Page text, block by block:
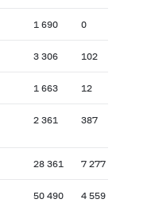
1 690 0
3 306 102
1 663 12
2 361 387
28 361 7 277
50 490 4 559